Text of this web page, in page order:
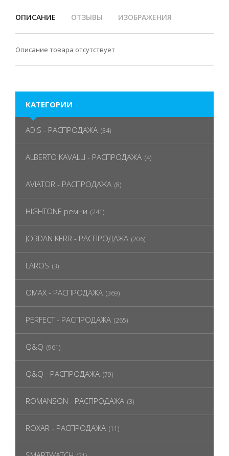
ОПИСАНИЕ ОТЗЫВЫ ИЗОБРАЖЕНИЯ
Описание товара отсутствует
КАТЕГОРИИ
ADIS - РАСПРОДАЖА (34)
ALBERTO KAVALLI - РАСПРОДАЖА (4)
AVIATOR - РАСПРОДАЖА (8)
HIGHTONE ремни (241)
JORDAN KERR - РАСПРОДАЖА (206)
LAROS (3)
OMAX - РАСПРОДАЖА (369)
PERFECT - РАСПРОДАЖА (265)
Q&Q (961)
Q&Q - РАСПРОДАЖА (79)
ROMANSON - РАСПРОДАЖА (3)
ROXAR - РАСПРОДАЖА (11)